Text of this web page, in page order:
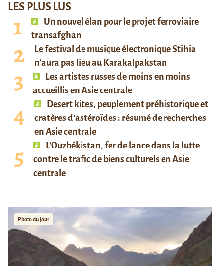
LES PLUS LUS
Un nouvel élan pour le projet ferroviaire
transafghan
Le festival de musique électronique Stihia
n’aura pas lieu au Karakalpakstan
Les artistes russes de moins en moins
accueillis en Asie centrale
Desert kites, peuplement préhistorique et
cratères d’astéroïdes : résumé de recherches
en Asie centrale
L’Ouzbékistan, fer de lance dans la lutte
contre le trafic de biens culturels en Asie
centrale
Photo du jour